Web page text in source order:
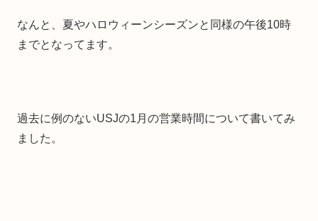
なんと、夏やハロウィーンシーズンと同様の午後10時
までとなってます。
過去に例のないUSJの1月の営業時間について書いてみ
ました。